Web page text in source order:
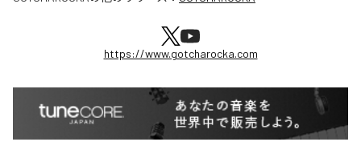
https://www.gotcharocka.com